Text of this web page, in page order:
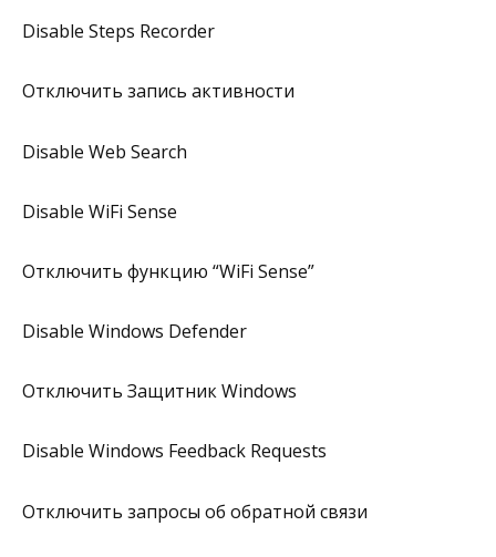
Disable Steps Recorder
Отключить запись активности
Disable Web Search
Disable WiFi Sense
Отключить функцию “WiFi Sense”
Disable Windows Defender
Отключить Защитник Windows
Disable Windows Feedback Requests
Отключить запросы об обратной связи